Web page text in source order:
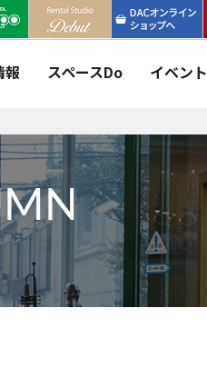
報 スペースDo イベント